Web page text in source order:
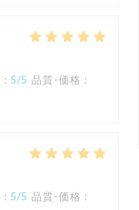
: 5/5 品質-価格 :
: 5/5 品質-価格 :